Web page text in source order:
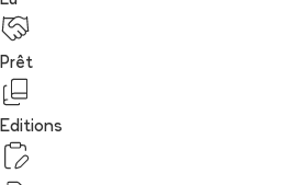
Prêt
Editions